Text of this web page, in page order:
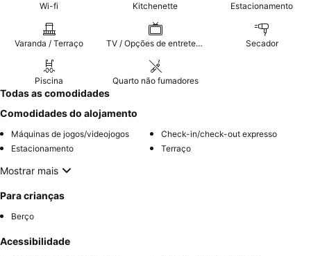
Wi-fi Kitchenette Estacionamento
Varanda / Terraço TV / Opções de entretenimento Secador
Piscina Quarto não fumadores
Todas as comodidades
Comodidades do alojamento
Máquinas de jogos/videojogos
Check-in/check-out expresso
Estacionamento
Terraço
Mostrar mais
Para crianças
Berço
Acessibilidade